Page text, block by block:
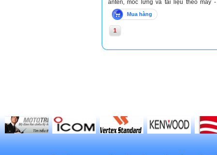
anten, móc lưng và tài liệu theo máy -
hành: 24 tháng với máy và 12 tháng
sạc và phụ kiện - Sản phẩm phụ
Motorola GP338 đồng bộ chính hãng.
Mua hàng
1